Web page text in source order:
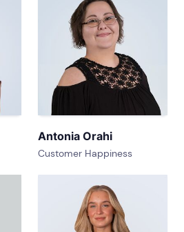
Antonia Orahi
Customer Happiness